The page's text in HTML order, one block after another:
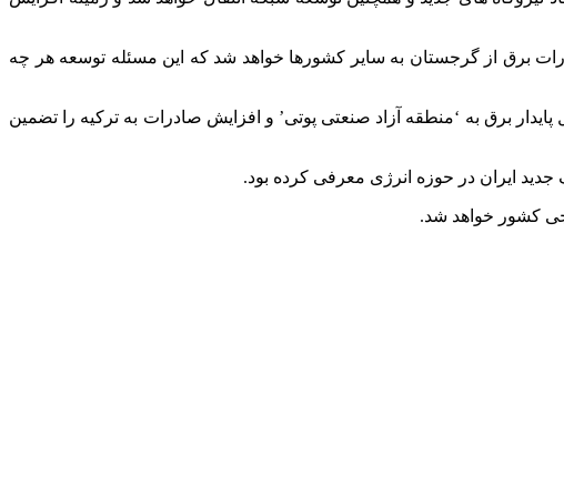
برق از گرجستان به سایر کشورها خواهد شد که این مسئله توسعه هر چه
در ‘خورگا’ برنامه ریزی شده که با افزایش ظرفیتی معادل 400 مگاولت-آمپر، انتقال پایدار برق به ‘منطقه آزاد صنعتی پوتی’ و افزایش صادرات به ترکیه را تضمین
ایران در حوزه انرژی معرفی کرده بود.
کشور خواهد شد.